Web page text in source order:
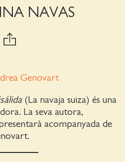
NAVAS
Genovart
(La navaja suiza) és una
La seva autora,
acompanyada de